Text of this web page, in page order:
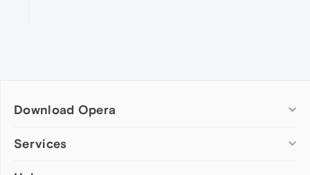
Download Opera
Computer browsers
Services